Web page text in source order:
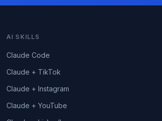
AI SKILLS
Claude Code
Claude + TikTok
Claude + Instagram
Claude + YouTube